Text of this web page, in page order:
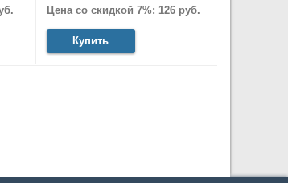
Цена со скидкой 7%: 126 руб.
Купить